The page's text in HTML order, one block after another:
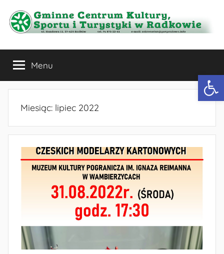
treści
Gminne
Centrum
Kultury,
Sportu
Turystyki
Radkowie
Menu
Miesiąc: lipiec 2022